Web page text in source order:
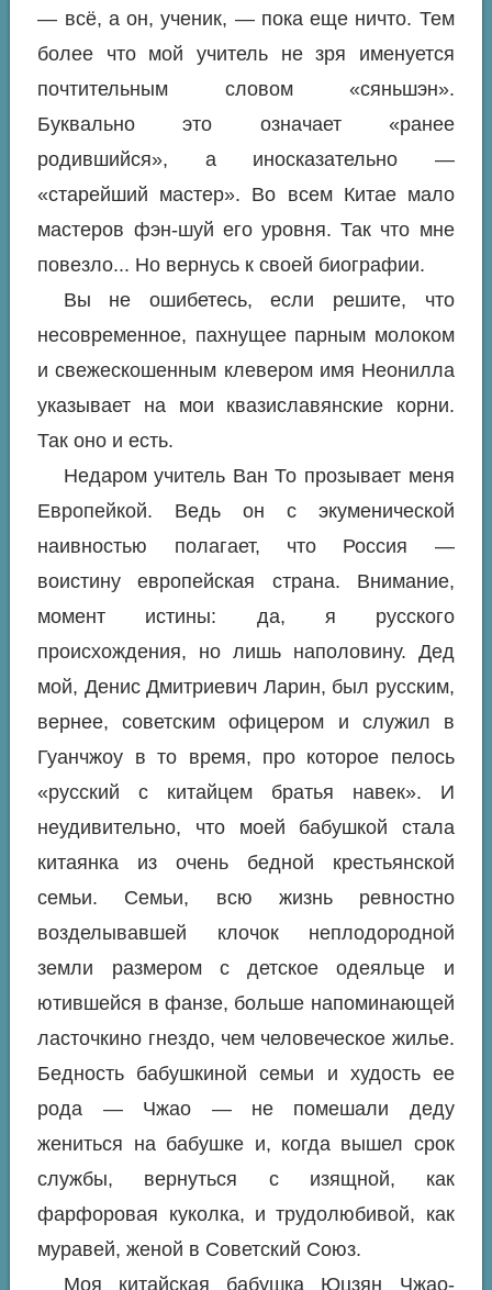
— всё, а он, ученик, — пока еще ничто. Тем
более что мой учитель не зря именуется
почтительным словом «сяньшэн».
Буквально это означает «ранее
родившийся», а иносказательно —
«старейший мастер». Во всем Китае мало
мастеров фэн-шуй его уровня. Так что мне
повезло... Но вернусь к своей биографии.
Вы не ошибетесь, если решите, что
несовременное, пахнущее парным молоком
и свежескошенным клевером имя Неонилла
указывает на мои квазиславянские корни.
Так оно и есть.
Недаром учитель Ван То прозывает меня
Европейкой. Ведь он с экуменической
наивностью полагает, что Россия —
воистину европейская страна. Внимание,
момент истины: да, я русского
происхождения, но лишь наполовину. Дед
мой, Денис Дмитриевич Ларин, был русским,
вернее, советским офицером и служил в
Гуанчжоу в то время, про которое пелось
«русский с китайцем братья навек». И
неудивительно, что моей бабушкой стала
китаянка из очень бедной крестьянской
семьи. Семьи, всю жизнь ревностно
возделывавшей клочок неплодородной
земли размером с детское одеяльце и
ютившейся в фанзе, больше напоминающей
ласточкино гнездо, чем человеческое жилье.
Бедность бабушкиной семьи и худость ее
рода — Чжао — не помешали деду
жениться на бабушке и, когда вышел срок
службы, вернуться с изящной, как
фарфоровая куколка, и трудолюбивой, как
муравей, женой в Советский Союз.
Моя китайская бабушка Юцзян Чжао-